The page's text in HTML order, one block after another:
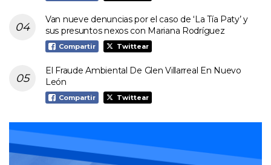
Van nueve denuncias por el caso de ‘La Tía Paty’ y
sus presuntos nexos con Mariana Rodríguez
Compartir Twittear
El Fraude Ambiental De Glen Villarreal En Nuevo
León
Compartir Twittear